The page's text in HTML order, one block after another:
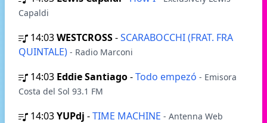
Capaldi
14:03WESTCROSS-SCARABOCCHI (FRAT. FRA
QUINTALE) - Radio Marconi
14:03 Eddie Santiago-Todo empezó - Emisora
Costa del Sol 93.1 FM
14:03YUPdj -TIME MACHINE - Antenna Web